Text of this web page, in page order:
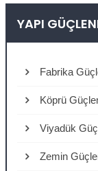
YAPI
Fabrika
Köprü
Viyadük
Zemin